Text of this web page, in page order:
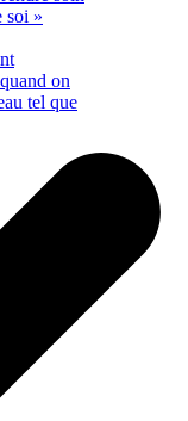
soi »
on
tel que